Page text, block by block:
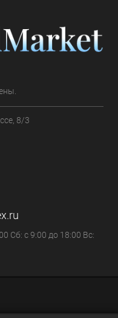
8/3
Сб: с 9:00 до 18:00 Вс: